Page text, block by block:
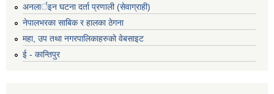
अनलार्इन घटना दर्ता प्रणाली (सेवाग्राही)
नेपालभरका साबिक र हालका ठेगना
महा, उप तथा नगरपालिकाहरुको वेबसाइट
ई - कान्तिपुर